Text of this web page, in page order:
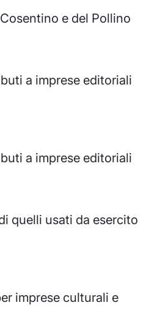
e del Pollino
a imprese editoriali
a imprese editoriali
quelli usati da esercito
imprese culturali e